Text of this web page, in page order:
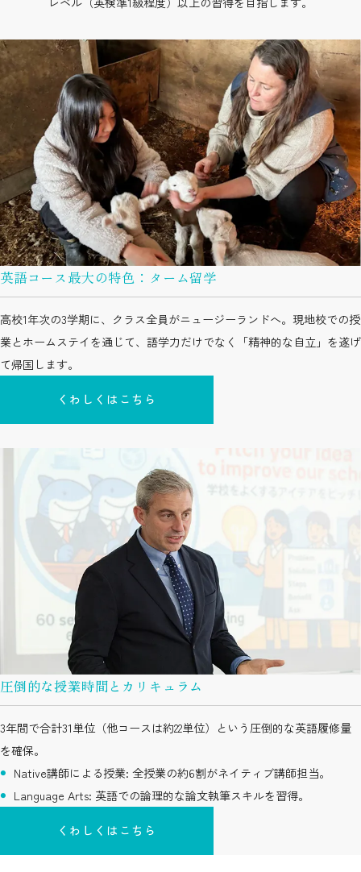
英語コース最大の特色：ターム留学
高校1年次の3学期に、クラス全員がニュージーランドへ。現地校での授
業とホームステイを通じて、語学力だけでなく「精神的な自立」を遂げ
て帰国します。
くわしくはこちら
圧倒的な授業時間とカリキュラム
3年間で合計31単位（他コースは約22単位）という圧倒的な英語履修量
を確保。
Native講師による授業: 全授業の約6割がネイティブ講師担当。
Language Arts: 英語での論理的な論文執筆スキルを習得。
くわしくはこちら